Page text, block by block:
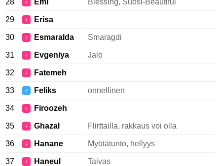
28 ♀ Emi Blessing, Suosi-Beautiful
29 ♀ Erisa
30 ♀ Esmaralda Smaragdi
31 ♀ Evgeniya Jalo
32 ♀ Fatemeh
33 ♂ Feliks onnellinen
34 ♀ Firoozeh
35 ♀ Ghazal Flirttailla, rakkaus voi olla
36 ♀ Hanane Myötätunto, hellyys
37 ♀ Haneul Taivas